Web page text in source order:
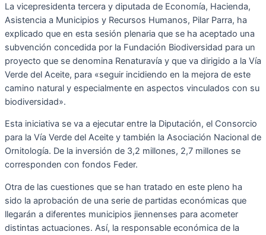
La vicepresidenta tercera y diputada de Economía, Hacienda,
Asistencia a Municipios y Recursos Humanos, Pilar Parra, ha
explicado que en esta sesión plenaria que se ha aceptado una
subvención concedida por la Fundación Biodiversidad para un
proyecto que se denomina Renaturavía y que va dirigido a la Vía
Verde del Aceite, para «seguir incidiendo en la mejora de este
camino natural y especialmente en aspectos vinculados con su
biodiversidad».
Esta iniciativa se va a ejecutar entre la Diputación, el Consorcio
para la Vía Verde del Aceite y también la Asociación Nacional de
Ornitología. De la inversión de 3,2 millones, 2,7 millones se
corresponden con fondos Feder.
Otra de las cuestiones que se han tratado en este pleno ha
sido la aprobación de una serie de partidas económicas que
llegarán a diferentes municipios jiennenses para acometer
distintas actuaciones. Así, la responsable económica de la